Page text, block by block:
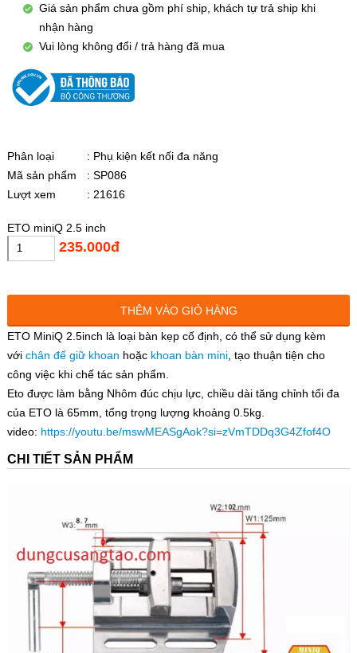
Giá sản phẩm chưa gồm phí ship, khách tự trả ship khi
nhận hàng
Vui lòng không đổi / trả hàng đã mua
Phân loại
: Phụ kiện kết nối đa năng
Mã sản phẩm
: SP086
Lượt xem
: 21616
ETO miniQ 2.5 inch
235.000đ
THÊM VÀO GIỎ HÀNG
ETO MiniQ 2.5inch là loại bàn kẹp cố định, có thể sử dụng kèm
với chân đế giữ khoan hoặc khoan bàn mini, tạo thuận tiện cho
công việc khi chế tác sản phẩm.
Eto được làm bằng Nhôm đúc chịu lực, chiều dài tăng chỉnh tối đa
của ETO là 65mm, tổng trọng lượng khoảng 0.5kg.
video: https://youtu.be/mswMEASgAok?si=zVmTDDq3G4Zfof4O
CHI TIẾT SẢN PHẨM